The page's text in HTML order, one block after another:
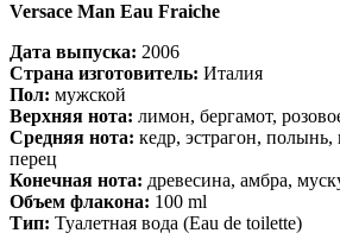
Versace Man Eau Fraiche
Дата выпуска: 2006
Страна изготовитель: Италия
Пол: мужской
Верхняя нота: лимон, бергамот,
Средняя нота: кедр, эстрагон,
перец
Конечная нота: древесина, амбра,
Объем флакона: 100 ml
Тип: Туалетная вода (Eau de toilette)